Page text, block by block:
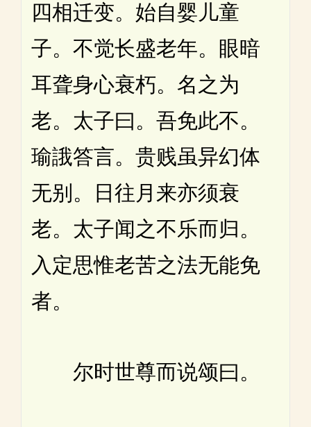
四相迁变。始自婴儿童
子。不觉长盛老年。眼暗
耳聋身心衰朽。名之为
老。太子曰。吾免此不。
瑜誐答言。贵贱虽异幻体
无别。日往月来亦须衰
老。太子闻之不乐而归。
入定思惟老苦之法无能免
者。
尔时世尊而说颂曰。